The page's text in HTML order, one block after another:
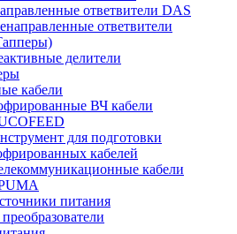
ответвители DAS
ответвители
делители
кабели
ВЧ кабели
для подготовки
кабелей
кабели
питания